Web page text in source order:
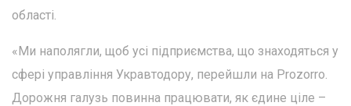
області.
«Ми наполягли, щоб усі підприємства, що знаходяться у
сфері управління Укравтодору, перейшли на Prozorro.
Дорожня галузь повинна працювати, як єдине ціле –